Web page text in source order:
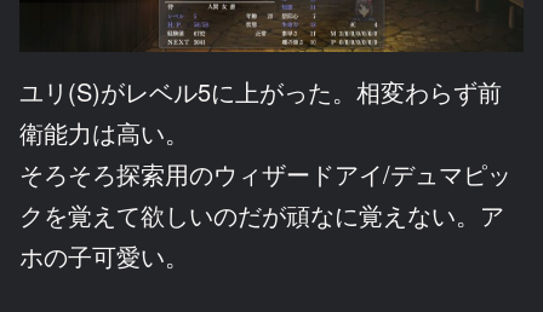
ユリ(S)がレベル5に上がった。相変わらず前
衛能力は高い。
そろそろ探索用のウィザードアイ/デュマピッ
クを覚えて欲しいのだが頑なに覚えない。ア
ホの子可愛い。